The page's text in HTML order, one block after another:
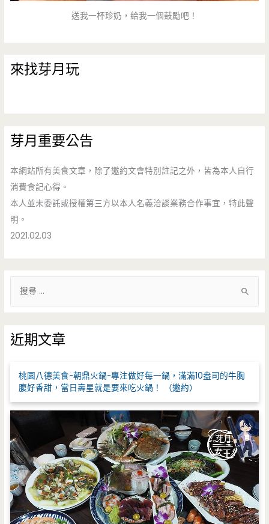
送我一杯珍奶，給我一個鼓勵吧！
來找芽月玩
芽月重要公告
本網站所有美食文章，除了邀約文會特別註記之外，皆為本人自行
消費食記心得。
本人並未委託或授權第三方以本人名義洽談業務合作事宜，特此聲
明。
2021.02.03
鍵
字
近期文章
桃園八德美食-朝鼎火鍋-專注做好每一鍋，滿滿10盎司的牛胸
腹好香甜，當日壽星就是要來吃火鍋！ （邀約）